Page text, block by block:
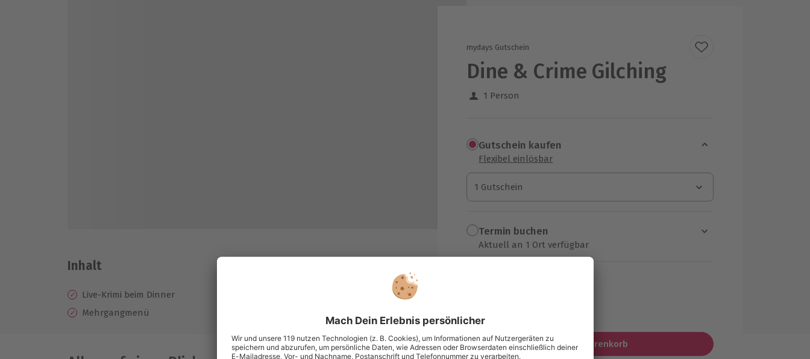
mydays Gutschein
Dine & Crime Gilching
1 Person
Gutschein kaufen
Flexibel einlösbar
1 Gutschein
1 Gutschein
1 Gutschein
Termin buchen
Aktuell an 1 Ort verfügbar
In den Warenkorb
Inhalt
Live-Krimi beim Dinner
Mehrgangmenü